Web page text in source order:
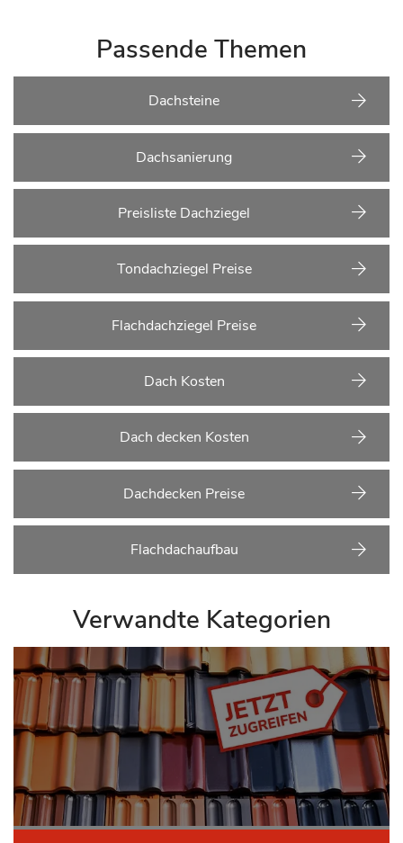
Passende Themen
Dachsteine
Dachsanierung
Preisliste Dachziegel
Tondachziegel Preise
Flachdachziegel Preise
Dach Kosten
Dach decken Kosten
Dachdecken Preise
Flachdachaufbau
Verwandte Kategorien